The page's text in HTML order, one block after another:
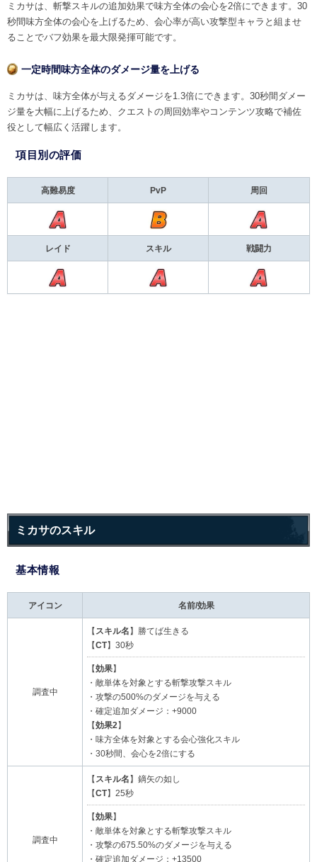
ミカサは、斬撃スキルの追加効果で味方全体の会心を2倍にできます。30
秒間味方全体の会心を上げるため、会心率が高い攻撃型キャラと組ませ
ることでバフ効果を最大限発揮可能です。
一定時間味方全体のダメージ量を上げる
ミカサは、味方全体が与えるダメージを1.3倍にできます。30秒間ダメー
ジ量を大幅に上げるため、クエストの周回効率やコンテンツ攻略で補佐
役として幅広く活躍します。
項目別の評価
高難易度 PvP 周回
レイド スキル 戦闘力
ミカサのスキル
基本情報
アイコン 名前/効果
調査中
【 スキル名 】勝てば生きる
【CT】30秒
【効果】
・敵単体を対象とする斬撃攻撃スキル
・攻撃の500%のダメージを与える
・確定追加ダメージ：+9000
【効果2 】
・味方全体を対象とする会心強化スキル
・30秒間、会心を2倍にする
調査中
【 スキル名 】鏑矢の如し
【CT】25秒
【効果】
・敵単体を対象とする斬撃攻撃スキル
・攻撃の675.50%のダメージを与える
・確定追加ダメージ：+13500